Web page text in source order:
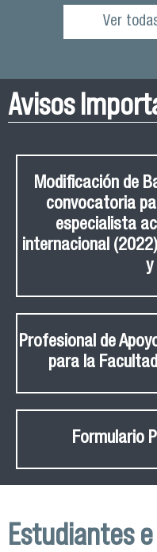
Ver
Avisos
Modificación de
convocatoria
especialista
internacional
y
Profesional de
para la
Formulario
Estudiantes